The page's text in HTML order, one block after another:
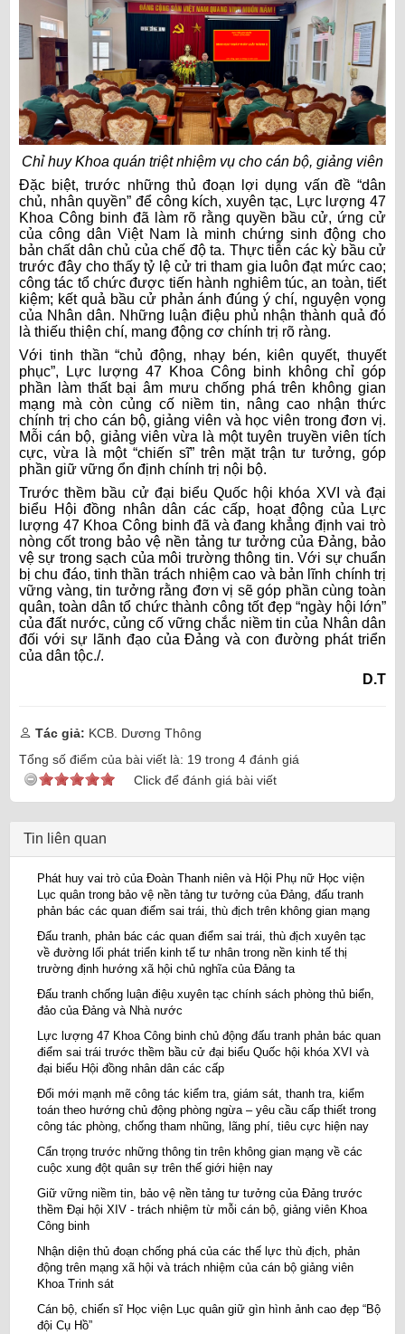
Chỉ huy Khoa quán triệt nhiệm vụ cho cán bộ, giảng viên
Đặc biệt, trước những thủ đoạn lợi dụng vấn đề “dân
chủ, nhân quyền” để công kích, xuyên tạc, Lực lượng 47
Khoa Công binh đã làm rõ rằng quyền bầu cử, ứng cử
của công dân Việt Nam là minh chứng sinh động cho
bản chất dân chủ của chế độ ta. Thực tiễn các kỳ bầu cử
trước đây cho thấy tỷ lệ cử tri tham gia luôn đạt mức cao;
công tác tổ chức được tiến hành nghiêm túc, an toàn, tiết
kiệm; kết quả bầu cử phản ánh đúng ý chí, nguyện vọng
của Nhân dân. Những luận điệu phủ nhận thành quả đó
là thiếu thiện chí, mang động cơ chính trị rõ ràng.
Với tinh thần “chủ động, nhạy bén, kiên quyết, thuyết
phục”, Lực lượng 47 Khoa Công binh không chỉ góp
phần làm thất bại âm mưu chống phá trên không gian
mạng mà còn củng cố niềm tin, nâng cao nhận thức
chính trị cho cán bộ, giảng viên và học viên trong đơn vị.
Mỗi cán bộ, giảng viên vừa là một tuyên truyền viên tích
cực, vừa là một “chiến sĩ” trên mặt trận tư tưởng, góp
phần giữ vững ổn định chính trị nội bộ.
Trước thềm bầu cử đại biểu Quốc hội khóa XVI và đại
biểu Hội đồng nhân dân các cấp, hoạt động của Lực
lượng 47 Khoa Công binh đã và đang khẳng định vai trò
nòng cốt trong bảo vệ nền tảng tư tưởng của Đảng, bảo
vệ sự trong sạch của môi trường thông tin. Với sự chuẩn
bị chu đáo, tinh thần trách nhiệm cao và bản lĩnh chính trị
vững vàng, tin tưởng rằng đơn vị sẽ góp phần cùng toàn
quân, toàn dân tổ chức thành công tốt đẹp “ngày hội lớn”
của đất nước, củng cố vững chắc niềm tin của Nhân dân
đối với sự lãnh đạo của Đảng và con đường phát triển
của dân tộc./.
D.T
Tác giả: KCB. Dương Thông
Tổng số điểm của bài viết là: 19 trong 4 đánh giá
Click để đánh giá bài viết
Tin liên quan
Phát huy vai trò của Đoàn Thanh niên và Hội Phụ nữ Học viện
Lục quân trong bảo vệ nền tảng tư tưởng của Đảng, đấu tranh
phản bác các quan điểm sai trái, thù địch trên không gian mạng
Đấu tranh, phản bác các quan điểm sai trái, thù địch xuyên tạc
về đường lối phát triển kinh tế tư nhân trong nền kinh tế thị
trường định hướng xã hội chủ nghĩa của Đảng ta
Đấu tranh chống luận điệu xuyên tạc chính sách phòng thủ biển,
đảo của Đảng và Nhà nước
Lực lượng 47 Khoa Công binh chủ động đấu tranh phản bác quan
điểm sai trái trước thềm bầu cử đại biểu Quốc hội khóa XVI và
đại biểu Hội đồng nhân dân các cấp
Đổi mới mạnh mẽ công tác kiểm tra, giám sát, thanh tra, kiểm
toán theo hướng chủ động phòng ngừa – yêu cầu cấp thiết trong
công tác phòng, chống tham nhũng, lãng phí, tiêu cực hiện nay
Cẩn trọng trước những thông tin trên không gian mạng về các
cuộc xung đột quân sự trên thế giới hiện nay
Giữ vững niềm tin, bảo vệ nền tảng tư tưởng của Đảng trước
thềm Đại hội XIV - trách nhiệm từ mỗi cán bộ, giảng viên Khoa
Công binh
Nhận diện thủ đoạn chống phá của các thế lực thù địch, phản
động trên mạng xã hội và trách nhiệm của cán bộ giảng viên
Khoa Trinh sát
Cán bộ, chiến sĩ Học viện Lục quân giữ gìn hình ảnh cao đẹp “Bộ
đội Cụ Hồ”